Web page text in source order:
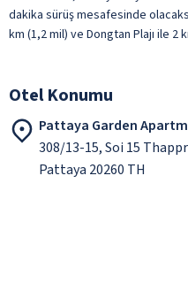
dakika sürüş mesafesinde
km (1,2 mil) ve Dongtan Plajı ile 2
Otel Konumu
Pattaya Garden
308/13-15, Soi 15
Pattaya 20260 TH